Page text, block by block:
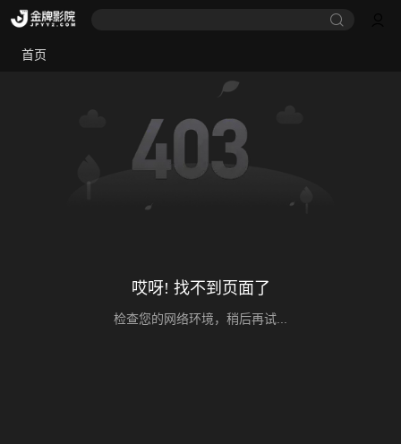
首页
哎呀! 找不到页面了
检查您的网络环境，稍后再试...